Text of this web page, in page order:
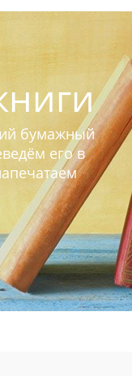
бумажный
его в